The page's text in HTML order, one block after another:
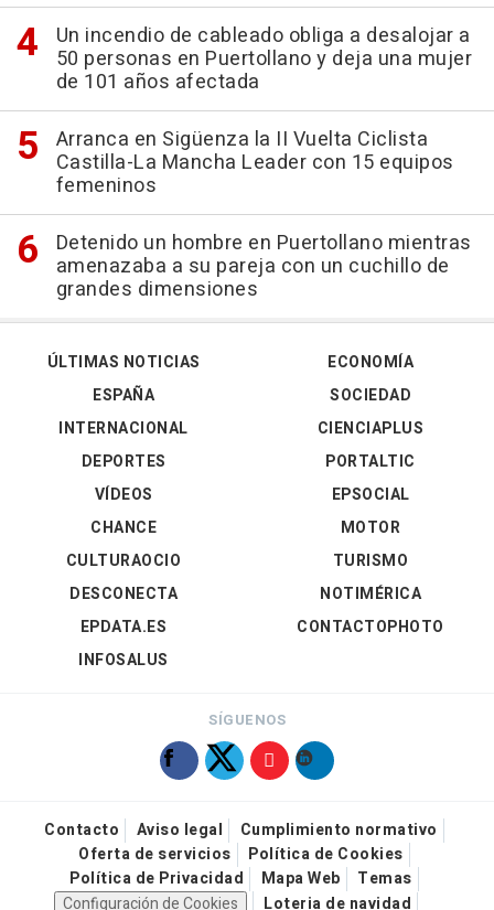
Un incendio de cableado obliga a desalojar a
50 personas en Puertollano y deja una mujer
de 101 años afectada
Arranca en Sigüenza la II Vuelta Ciclista
Castilla-La Mancha Leader con 15 equipos
femeninos
Detenido un hombre en Puertollano mientras
amenazaba a su pareja con un cuchillo de
grandes dimensiones
ÚLTIMAS NOTICIAS
ESPAÑA
INTERNACIONAL
DEPORTES
VÍDEOS
ECONOMÍA
SOCIEDAD
CIENCIAPLUS
PORTALTIC
EPSOCIAL
CHANCE
CULTURAOCIO
DESCONECTA
EPDATA.ES
INFOSALUS
MOTOR
TURISMO
NOTIMÉRICA
CONTACTOPHOTO
SÍGUENOS
Contacto Aviso legal
Cumplimiento normativo
Oferta de servicios
Política de Cookies
Política de Privacidad
Mapa Web
Temas
Configuración de Cookies
Loteria de navidad